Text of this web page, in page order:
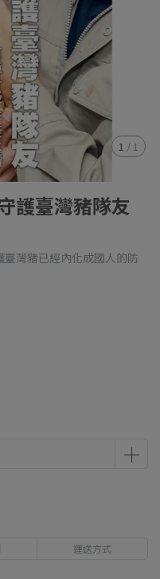
1 / 1
護臺灣豬隊友
灣豬已經內化成國人的防
運送方式